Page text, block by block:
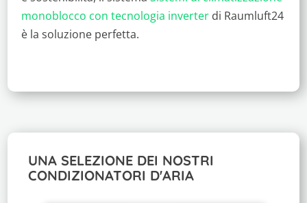
monoblocco con tecnologia inverter di Raumluft24
è la soluzione perfetta.
UNA SELEZIONE DEI NOSTRI
CONDIZIONATORI D'ARIA